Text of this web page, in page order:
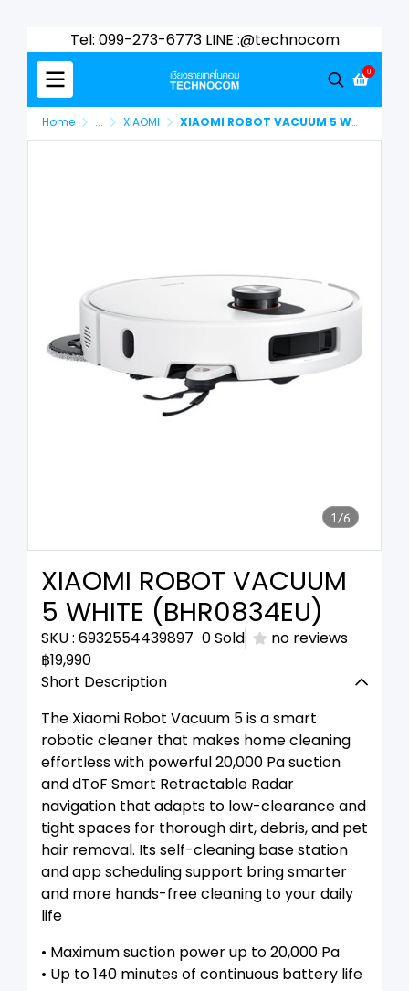
Tel: 099-273-6773 LINE :@technocom
0
Home ... XIAOMI XIAOMI ROBOT VACUUM 5 WHITE (BHR0834EU)
1/6
XIAOMI ROBOT VACUUM
5 WHITE (BHR0834EU)
SKU : 6932554439897 0 Sold
no reviews
฿19,990
Short Description
The Xiaomi Robot Vacuum 5 is a smart
robotic cleaner that makes home cleaning
effortless with powerful 20,000 Pa suction
and dToF Smart Retractable Radar
navigation that adapts to low-clearance and
tight spaces for thorough dirt, debris, and pet
hair removal. Its self-cleaning base station
and app scheduling support bring smarter
and more hands-free cleaning to your daily
life
• Maximum suction power up to 20,000 Pa
• Up to 140 minutes of continuous battery life